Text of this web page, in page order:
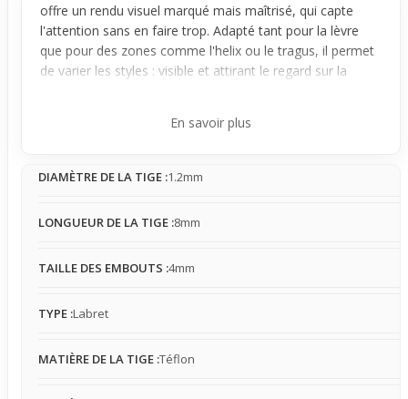
offre un rendu visuel marqué mais maîtrisé, qui capte
l'attention sans en faire trop. Adapté tant pour la lèvre
que pour des zones comme l'helix ou letragus, il permet
de varier les styles : visible et attirant le regard sur la
léger et une sensation douce au contact de la peau ou de
Conçu pour rester fixe, ce piercing libère de son effet
Sa taille modérée fait qu’il s’impose visuellement tout en
même s’il faut un moment d’adaptation lorsqu’on est à
sans excès, capable de s’intégrer facilement dans ta vie
En savoir plus
DIAMÈTRE DE LA TIGE :1.2mm
LONGUEUR DE LA TIGE :8mm
TAILLE DES EMBOUTS :4mm
TYPE :Labret
MATIÈRE DE LA TIGE :Téflon